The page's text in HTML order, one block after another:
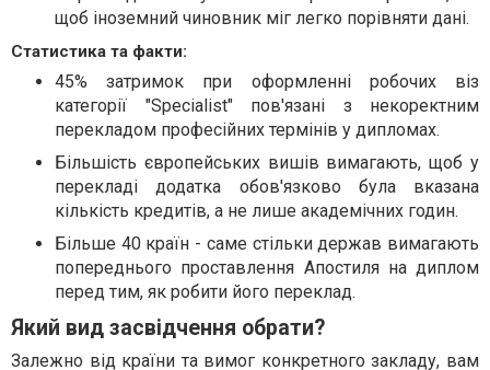
щоб іноземний чиновник міг легко порівняти дані.
Статистика та факти:
45% затримок при оформленні робочих віз
категорії "Specialist" пов'язані з некоректним
перекладом професійних термінів у дипломах.
Більшість європейських вишів вимагають, щоб у
перекладі додатка обов'язково була вказана
кількість кредитів, а не лише академічних годин.
Більше 40 країн - саме стільки держав вимагають
попереднього проставлення Апостиля на диплом
перед тим, як робити його переклад.
Який вид засвідчення обрати?
Залежно від країни та вимог конкретного закладу, вам